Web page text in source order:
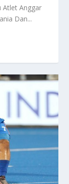
Atlet Anggar
Dan...